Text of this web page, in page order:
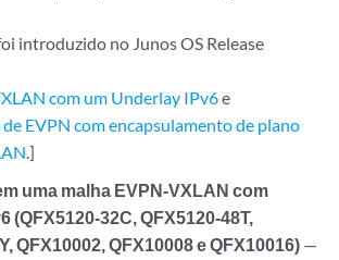
introduzido no Junos OS Release
com um Underlay IPv6e
EVPN com encapsulamento de plano
.]
uma malha EVPN-VXLAN com
(QFX5120-32C, QFX5120-48T,
QFX10002, QFX10008 e QFX10016) —